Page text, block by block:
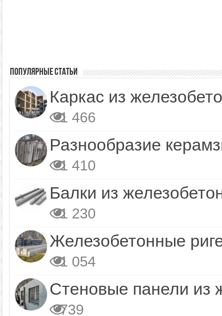
Популярные статьи
Каркас из
1 466
Разнообразие
1 410
Балки из
1 230
Железобетонные
1 054
Стеновые панели из
739